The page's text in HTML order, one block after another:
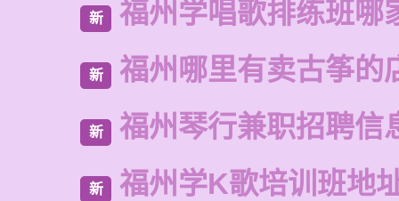
新 福州学唱歌排练班哪
新 福州哪里有卖古筝的
新 福州琴行兼职招聘信
新 福州学K歌培训班地